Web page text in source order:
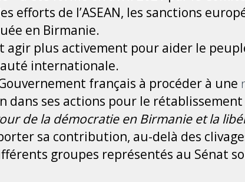
efforts de l’ASEAN, les sanctions
en Birmanie.
agir plus activement pour aider le
internationale.
français à procéder à une
dans ses actions pour le
de la démocratie en Birmanie et la
sa contribution, au-delà des
groupes représentés au Sénat